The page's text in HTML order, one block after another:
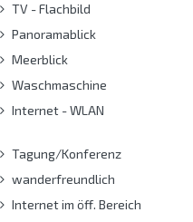
TV - Flachbild
Panoramablick
Meerblick
Waschmaschine
Internet - WLAN
Tagung/Konferenz
wanderfreundlich
Internet im öff. Bereich